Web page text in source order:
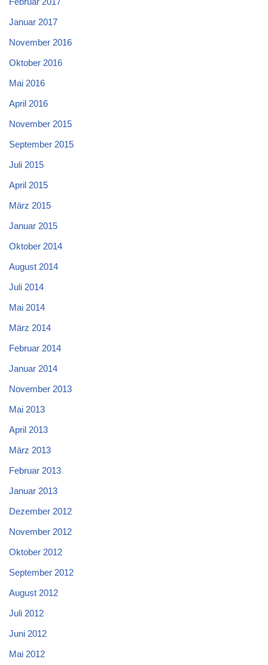
Januar 2017
November 2016
Oktober 2016
Mai 2016
April 2016
November 2015
September 2015
Juli 2015
April 2015
März 2015
Januar 2015
Oktober 2014
August 2014
Juli 2014
Mai 2014
März 2014
Februar 2014
Januar 2014
November 2013
Mai 2013
April 2013
März 2013
Februar 2013
Januar 2013
Dezember 2012
November 2012
Oktober 2012
September 2012
August 2012
Juli 2012
Juni 2012
Mai 2012